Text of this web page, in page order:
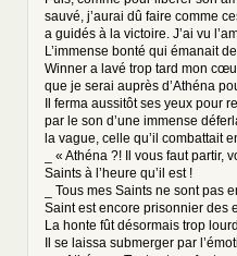
sauvé, j’aurai dû faire comme
a guidés à la victoire. J’ai vu
L’immense bonté qui émanait
Winner a lavé trop tard mon
que je serai auprès d’Athéna
Il ferma aussitôt ses yeux pour
par le son d’une immense
la vague, celle qu’il combattait
_ « Athéna ?! Il vous faut
Saints à l’heure qu’il est !
_ Tous mes Saints ne sont pas
Saint est encore prisonnier des
La honte fût désormais trop
Il se laissa submerger par